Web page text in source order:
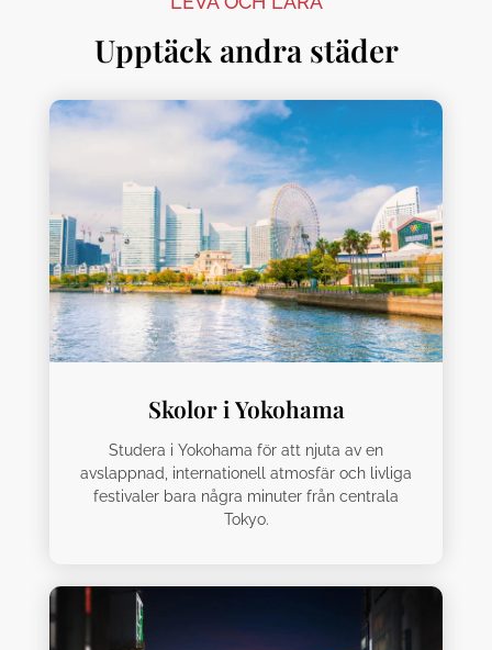
Upptäck andra städer
Skolor i Yokohama
Studera i Yokohama för att njuta av en
avslappnad, internationell atmosfär och livliga
festivaler bara några minuter från centrala
Tokyo.